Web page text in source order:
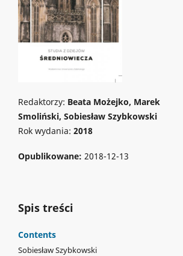
Redaktorzy: Beata Możejko, Marek
Smoliński, Sobiesław Szybkowski
Rok wydania: 2018
Opublikowane: 2018-12-13
Spis treści
Contents
Sobiesław Szybkowski